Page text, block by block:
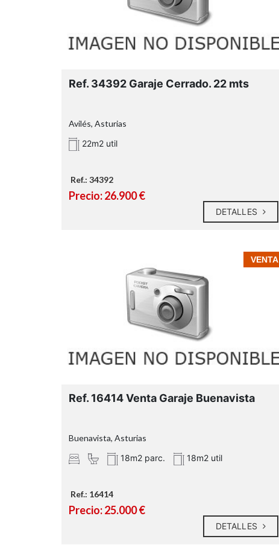
Ref. 34392 Garaje Cerrado. 22 mts
Avilés, Asturias
22m2 util
Ref.: 34392
Precio: 26.900 €
DETALLES
VENTA
Zona industrial:
Zona comercial: x
Ref. 16414 Venta Garaje Buenavista
Buenavista, Asturias
18m2 parc.
18m2 util
Ref.: 16414
Precio: 25.000 €
DETALLES